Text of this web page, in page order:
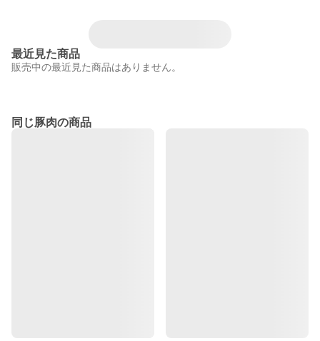
最近見た商品
販売中の最近見た商品はありません。
同じ豚肉の商品